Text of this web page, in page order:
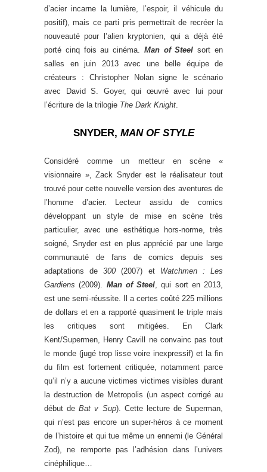
d’acier incarne la lumière, l’espoir, il véhicule du
positif), mais ce parti pris permettrait de recréer la
nouveauté pour l’alien kryptonien, qui a déjà été
porté cinq fois au cinéma. Man of Steel sort en
salles en juin 2013 avec une belle équipe de
créateurs : Christopher Nolan signe le scénario
avec David S. Goyer, qui œuvré avec lui pour
l’écriture de la trilogie The Dark Knight
SNYDER, MAN OF STYLE
Considéré comme un metteur en scène «
visionnaire », Zack Snyder est le réalisateur tout
trouvé pour cette nouvelle version des aventures de
l’homme d’acier. Lecteur assidu de comics
développant un style de mise en scène très
particulier, avec une esthétique hors-norme, très
soigné, Snyder est en plus apprécié par une large
communauté de fans de comics depuis ses
adaptations de300 (2007) et Watchmen : Les
Gardiens (2009). Man of Steel , qui sort en 2013,
est une semi-réussite. Il a certes coûté 225 millions
de dollars et en a rapporté quasiment le triple mais
les critiques sont mitigées. En Clark
Kent/Supermen, Henry Cavill ne convainc pas tout
le monde (jugé trop lisse voire inexpressif) et la fin
du film est fortement critiquée, notamment parce
qu’il n’y a aucune victimes victimes visibles durant
la destruction de Metropolis (un aspect corrigé au
début deBat v Sup). Cette lecture de Superman,
qui n’est pas encore un super-héros à ce moment
de l’histoire et qui tue même un ennemi (le Général
Zod), ne remporte pas l’adhésion dans l’univers
cinéphilique…